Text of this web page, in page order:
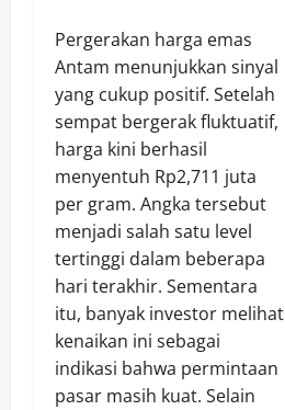
Pergerakan harga emas
Antam menunjukkan sinyal
yang cukup positif. Setelah
sempat bergerak fluktuatif,
harga kini berhasil
menyentuh Rp2,711 juta
per gram. Angka tersebut
menjadi salah satu level
tertinggi dalam beberapa
hari terakhir. Sementara
itu, banyak investor melihat
kenaikan ini sebagai
indikasi bahwa permintaan
pasar masih kuat. Selain